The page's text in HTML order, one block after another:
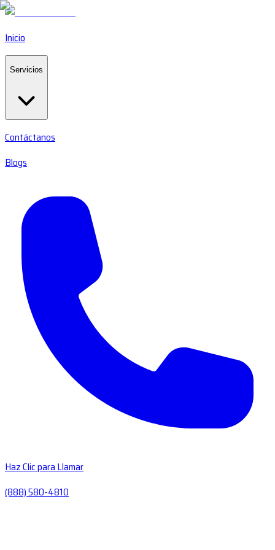
Inicio
Servicios
Contáctanos
Blogs
Haz Clic para Llamar
(888) 580-4810